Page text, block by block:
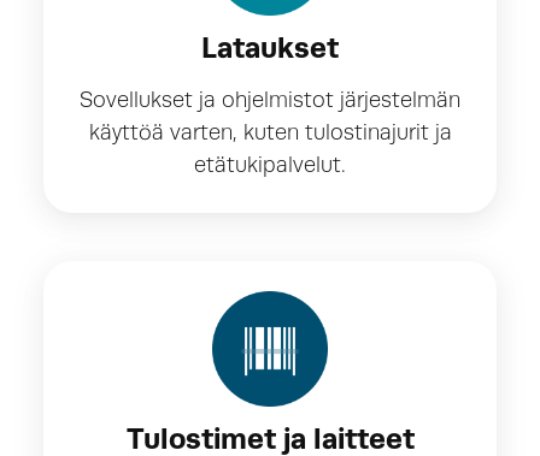
Lataukset
Sovellukset ja ohjelmistot järjestelmän
käyttöä varten, kuten tulostinajurit ja
etätukipalvelut.
Tulostimet ja laitteet